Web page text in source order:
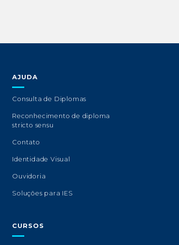
AJUDA
Consulta de Diplomas
Reconhecimento de diploma
stricto sensu
Contato
Identidade Visual
Ouvidoria
Soluções para IES
CURSOS